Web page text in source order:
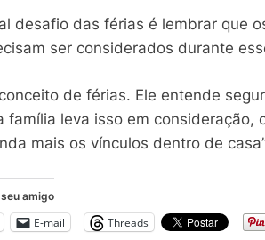
desafio das férias é lembrar que
ser considerados durante
de férias. Ele entende
família leva isso em consideração,
mais os vínculos dentro de
amigo
E-mail Threads